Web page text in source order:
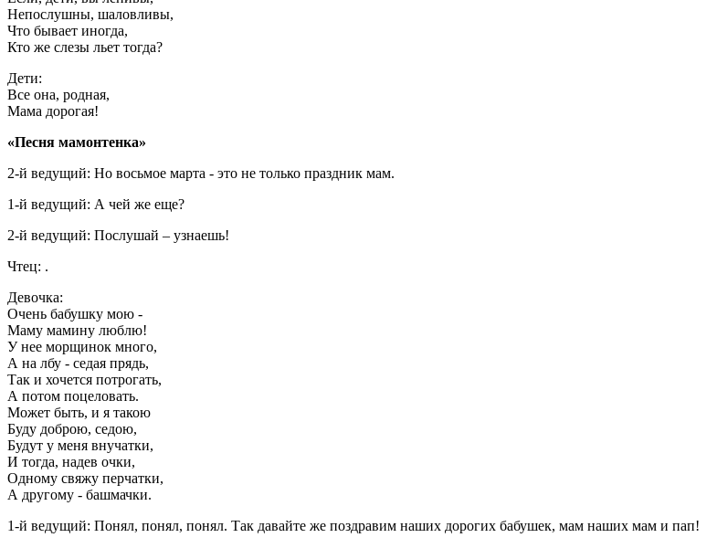
Непослушны, шаловливы,
Что бывает иногда,
Кто же слезы льет тогда?
Дети:
Все она, родная,
Мама дорогая!
«Песня мамонтенка»
2-й ведущий: Но восьмое марта - это не только праздник мам.
1-й ведущий: А чей же еще?
2-й ведущий: Послушай – узнаешь!
Чтец: .
Девочка:
Очень бабушку мою -
Маму мамину люблю!
У нее морщинок много,
А на лбу - седая прядь,
Так и хочется потрогать,
А потом поцеловать.
Может быть, и я такою
Буду доброю, седою,
Будут у меня внучатки,
И тогда, надев очки,
Одному свяжу перчатки,
А другому - башмачки.
1-й ведущий: Понял, понял, понял. Так давайте же поздравим наших дорогих бабушек, мам наших мам и пап!